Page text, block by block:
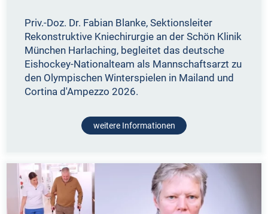
Priv.-Doz. Dr. Fabian Blanke, Sektionsleiter
Rekonstruktive Kniechirurgie an der Schön Klinik
München Harlaching, begleitet das deutsche
Eishockey-Nationalteam als Mannschaftsarzt zu
den Olympischen Winterspielen in Mailand und
Cortina d'Ampezzo 2026.
weitere Informationen